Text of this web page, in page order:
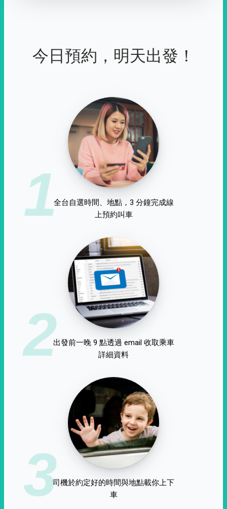
今日預約，明天出發！
1全台自選時間、地點，3 分鐘完成線
上預約叫車
2出發前一晚 9 點透過 email 收取乘車
詳細資料
3司機於約定好的時間與地點載你上下
車